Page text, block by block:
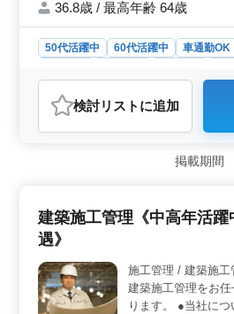
との近い距離で、や
い。
36.8歳 / 最高年齢 64歳
50代活躍中 60代活躍中 車通勤OK
おすすめポイント
＜経験者歓迎＞ 建築工事の現場
を歓迎しています。経験豊富な方
で、より円滑な施工管理が可能
を目指しましょう！ ＜信頼の企
新築やリフォームの設計から施工
の声を多く頂いている企業で、安
す。
検討リスト に追加
掲載期間
建築施工管理《中高年活躍
遇》
施工管理 / 建築
建築施工管理をお
ります。 ●当社に